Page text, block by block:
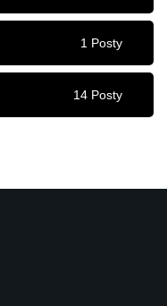
1 Posty
14 Posty